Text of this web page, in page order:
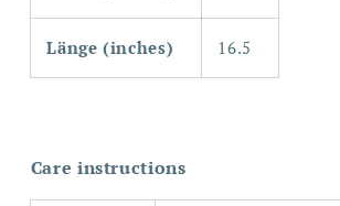
Länge (inches) 16.5
Care instructions